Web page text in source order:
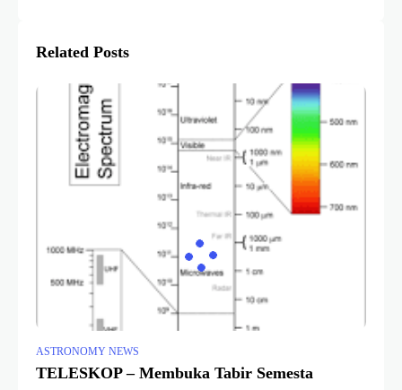
Related Posts
ASTRONOMY NEWS
TELESKOP – Membuka Tabir Semesta